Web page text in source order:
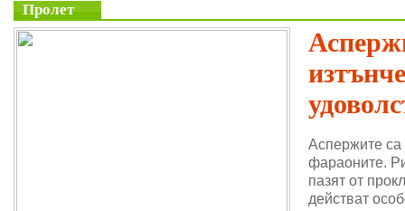
Пролет
Аспержите
фараоните.
пазят от
действат